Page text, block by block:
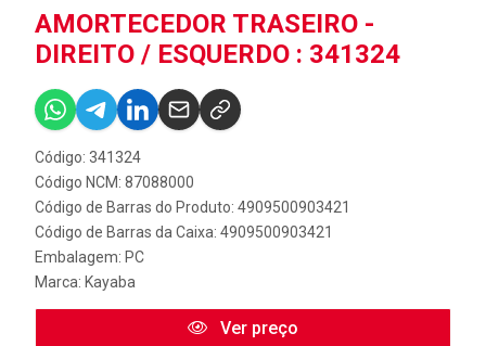
AMORTECEDOR TRASEIRO -
DIREITO / ESQUERDO : 341324
Código: 341324
Código NCM: 87088000
Código de Barras do Produto: 4909500903421
Código de Barras da Caixa: 4909500903421
Embalagem: PC
Marca: Kayaba
Ver preço